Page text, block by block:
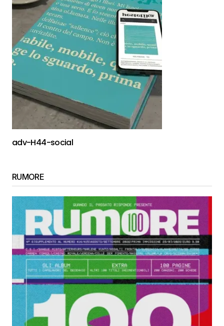
adv-H44-social
RUMORE